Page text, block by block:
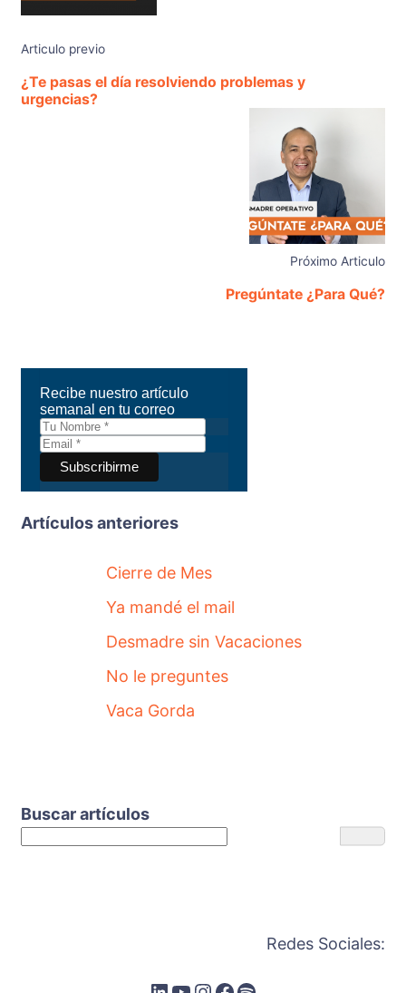
Articulo previo
¿Te pasas el día resolviendo problemas y
urgencias?
Próximo Articulo
Pregúntate ¿Para Qué?
Recibe nuestro artículo
semanal en tu correo
Artículos anteriores
Cierre de Mes
Ya mandé el mail
Desmadre sin Vacaciones
No le preguntes
Vaca Gorda
Buscar artículos
Redes Sociales: